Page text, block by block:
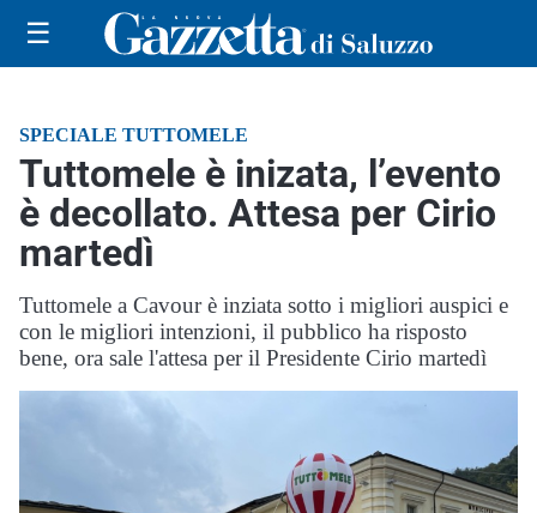
☰
SPECIALE TUTTOMELE
Tuttomele è inizata, l’evento
è decollato. Attesa per Cirio
martedì
Tuttomele a Cavour è inziata sotto i migliori auspici e
con le migliori intenzioni, il pubblico ha risposto
bene, ora sale l'attesa per il Presidente Cirio martedì